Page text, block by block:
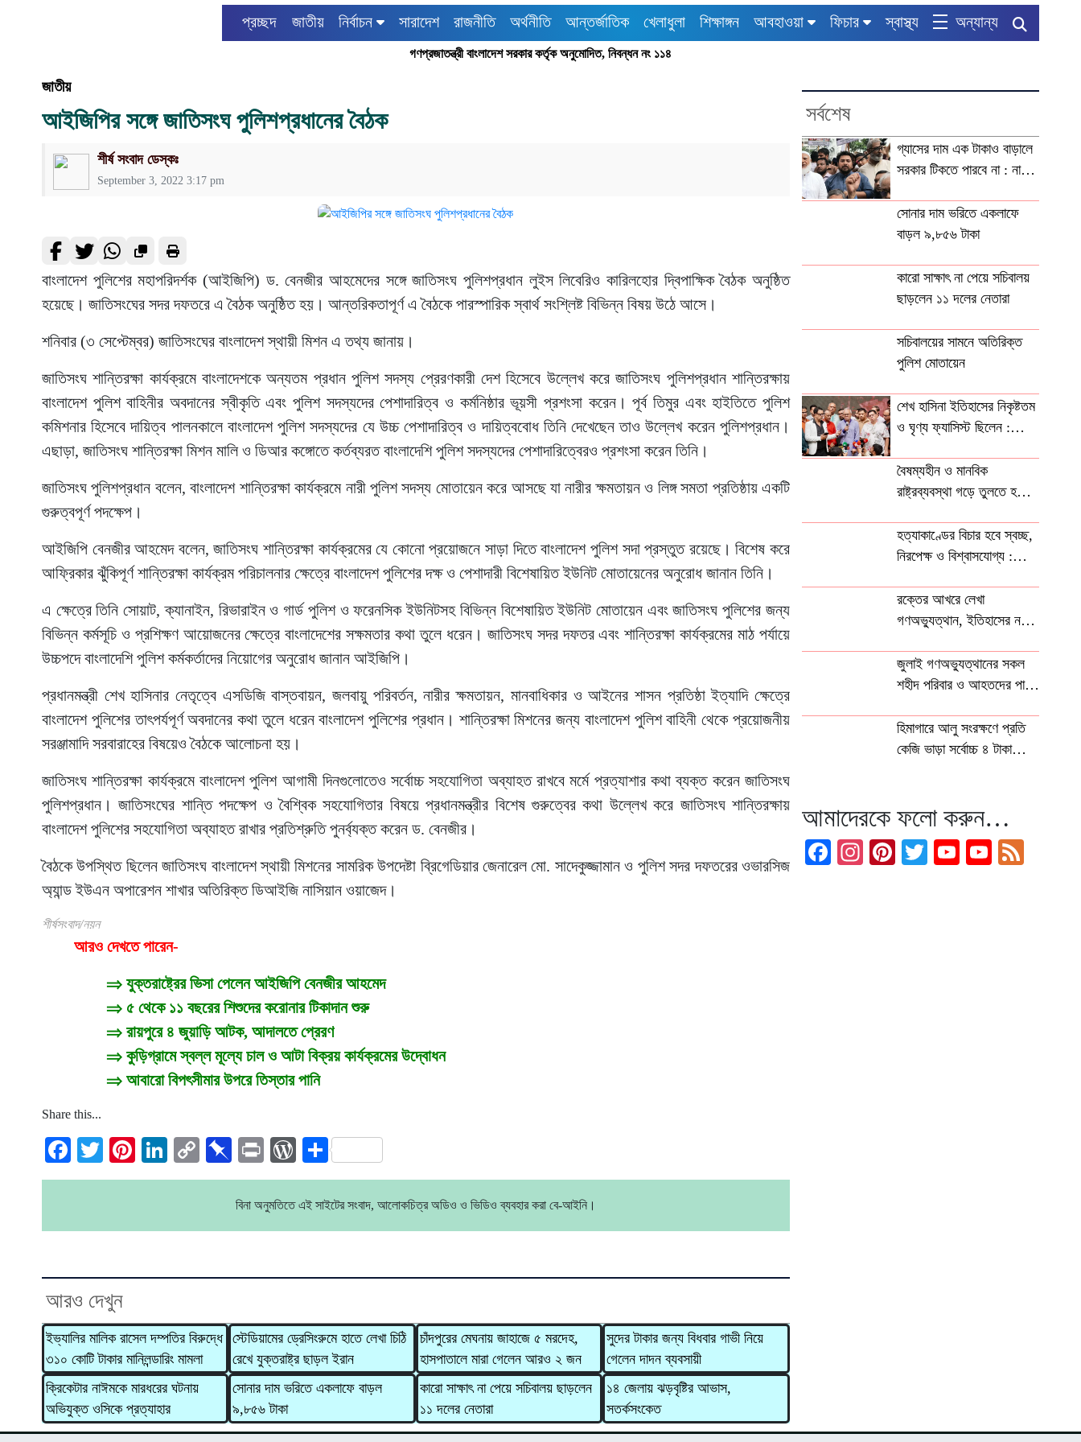
প্রচ্ছদ জাতীয় নির্বাচন সারাদেশ রাজনীতি অর্থনীতি আন্তর্জাতিক খেলাধুলা শিক্ষাঙ্গন আবহাওয়া ফিচার স্বাস্থ্য অন্যান্য
গণপ্রজাতন্ত্রী বাংলাদেশ সরকার কর্তৃক অনুমোদিত, নিবন্ধন নং ১১৪
জাতীয়
আইজিপির সঙ্গে জাতিসংঘ পুলিশপ্রধানের বৈঠক
শীর্ষ সংবাদ ডেস্কঃ
September 3, 2022 3:17 pm
বাংলাদেশ পুলিশের মহাপরিদর্শক (আইজিপি) ড. বেনজীর আহমেদের সঙ্গে জাতিসংঘ পুলিশপ্রধান লুইস লিবেরিও কারিলহোর দ্বিপাক্ষিক বৈঠক অনুষ্ঠিত
হয়েছে। জাতিসংঘের সদর দফতরে এ বৈঠক অনুষ্ঠিত হয়। আন্তরিকতাপূর্ণ এ বৈঠকে পারস্পারিক স্বার্থ সংশ্লিষ্ট বিভিন্ন বিষয় উঠে আসে।
শনিবার (৩ সেপ্টেম্বর) জাতিসংঘের বাংলাদেশ স্থায়ী মিশন এ তথ্য জানায়।
জাতিসংঘ শান্তিরক্ষা কার্যক্রমে বাংলাদেশকে অন্যতম প্রধান পুলিশ সদস্য প্রেরণকারী দেশ হিসেবে উল্লেখ করে জাতিসংঘ পুলিশপ্রধান শান্তিরক্ষায়
বাংলাদেশ পুলিশ বাহিনীর অবদানের স্বীকৃতি এবং পুলিশ সদস্যদের পেশাদারিত্ব ও কর্মনিষ্ঠার ভূয়সী প্রশংসা করেন। পূর্ব তিমুর এবং হাইতিতে পুলিশ
কমিশনার হিসেবে দায়িত্ব পালনকালে বাংলাদেশ পুলিশ সদস্যদের যে উচ্চ পেশাদারিত্ব ও দায়িত্ববোধ তিনি দেখেছেন তাও উল্লেখ করেন পুলিশপ্রধান।
এছাড়া, জাতিসংঘ শান্তিরক্ষা মিশন মালি ও ডিআর কঙ্গোতে কর্তব্যরত বাংলাদেশি পুলিশ সদস্যদের পেশাদারিত্বেরও প্রশংসা করেন তিনি।
জাতিসংঘ পুলিশপ্রধান বলেন, বাংলাদেশ শান্তিরক্ষা কার্যক্রমে নারী পুলিশ সদস্য মোতায়েন করে আসছে যা নারীর ক্ষমতায়ন ও লিঙ্গ সমতা প্রতিষ্ঠায় একটি
গুরুত্বপূর্ণ পদক্ষেপ।
আইজিপি বেনজীর আহমেদ বলেন, জাতিসংঘ শান্তিরক্ষা কার্যক্রমের যে কোনো প্রয়োজনে সাড়া দিতে বাংলাদেশ পুলিশ সদা প্রস্তুত রয়েছে। বিশেষ করে
আফ্রিকার ঝুঁকিপূর্ণ শান্তিরক্ষা কার্যক্রম পরিচালনার ক্ষেত্রে বাংলাদেশ পুলিশের দক্ষ ও পেশাদারী বিশেষায়িত ইউনিট মোতায়েনের অনুরোধ জানান তিনি।
এ ক্ষেত্রে তিনি সোয়াট, ক্যানাইন, রিভারাইন ও গার্ড পুলিশ ও ফরেনসিক ইউনিটসহ বিভিন্ন বিশেষায়িত ইউনিট মোতায়েন এবং জাতিসংঘ পুলিশের জন্য
বিভিন্ন কর্মসূচি ও প্রশিক্ষণ আয়োজনের ক্ষেত্রে বাংলাদেশের সক্ষমতার কথা তুলে ধরেন। জাতিসংঘ সদর দফতর এবং শান্তিরক্ষা কার্যক্রমের মাঠ পর্যায়ে
উচ্চপদে বাংলাদেশি পুলিশ কর্মকর্তাদের নিয়োগের অনুরোধ জানান আইজিপি।
প্রধানমন্ত্রী শেখ হাসিনার নেতৃত্বে এসডিজি বাস্তবায়ন, জলবায়ু পরিবর্তন, নারীর ক্ষমতায়ন, মানবাধিকার ও আইনের শাসন প্রতিষ্ঠা ইত্যাদি ক্ষেত্রে
বাংলাদেশ পুলিশের তাৎপর্যপূর্ণ অবদানের কথা তুলে ধরেন বাংলাদেশ পুলিশের প্রধান। শান্তিরক্ষা মিশনের জন্য বাংলাদেশ পুলিশ বাহিনী থেকে প্রয়োজনীয়
সরঞ্জামাদি সরবারাহের বিষয়েও বৈঠকে আলোচনা হয়।
জাতিসংঘ শান্তিরক্ষা কার্যক্রমে বাংলাদেশ পুলিশ আগামী দিনগুলোতেও সর্বোচ্চ সহযোগিতা অব্যাহত রাখবে মর্মে প্রত্যাশার কথা ব্যক্ত করেন জাতিসংঘ
পুলিশপ্রধান। জাতিসংঘের শান্তি পদক্ষেপ ও বৈশ্বিক সহযোগিতার বিষয়ে প্রধানমন্ত্রীর বিশেষ গুরুত্বের কথা উল্লেখ করে জাতিসংঘ শান্তিরক্ষায়
বাংলাদেশ পুলিশের সহযোগিতা অব্যাহত রাখার প্রতিশ্রুতি পুনর্ব্যক্ত করেন ড. বেনজীর।
বৈঠকে উপস্থিত ছিলেন জাতিসংঘ বাংলাদেশ স্থায়ী মিশনের সামরিক উপদেষ্টা ব্রিগেডিয়ার জেনারেল মো. সাদেকুজ্জামান ও পুলিশ সদর দফতরের ওভারসিজ
অ্যান্ড ইউএন অপারেশন শাখার অতিরিক্ত ডিআইজি নাসিয়ান ওয়াজেদ।
শীর্ষসংবাদ/নয়ন
আরও দেখতে পারেন-
⇒ যুক্তরাষ্ট্রের ভিসা পেলেন আইজিপি বেনজীর আহমেদ
⇒ ৫ থেকে ১১ বছরের শিশুদের করোনার টিকাদান শুরু
⇒ রায়পুরে ৪ জুয়াড়ি আটক, আদালতে প্রেরণ
⇒ কুড়িগ্রামে স্বল্ল মূল্যে চাল ও আটা বিক্রয় কার্যক্রমের উদ্বোধন
⇒ আবারো বিপৎসীমার উপরে তিস্তার পানি
Share this...
Facebook
TwitterPinterest
LinkedIn
Copy
Link
Pinboard
PrintWordPress
Share
বিনা অনুমতিতে এই সাইটের সংবাদ, আলোকচিত্র অডিও ও ভিডিও ব্যবহার করা বে-আইনি।
আরও দেখুন
ইভ্যালির মালিক রাসেল দম্পতির বিরুদ্ধে
৩১০ কোটি টাকার মানিলন্ডারিং মামলা
স্টেডিয়ামের ড্রেসিংরুমে হাতে লেখা চিঠি
রেখে যুক্তরাষ্ট্র ছাড়ল ইরান
চাঁদপুরের মেঘনায় জাহাজে ৫ মরদেহ,
হাসপাতালে মারা গেলেন আরও ২ জন
সুদের টাকার জন্য বিধবার গাভী নিয়ে
গেলেন দাদন ব্যবসায়ী
ক্রিকেটার নাঈমকে মারধরের ঘটনায়
অভিযুক্ত ওসিকে প্রত্যাহার
সোনার দাম ভরিতে একলাফে বাড়ল
৯,৮৫৬ টাকা
কারো সাক্ষাৎ না পেয়ে সচিবালয় ছাড়লেন
১১ দলের নেতারা
১৪ জেলায় ঝড়বৃষ্টির আভাস,
সতর্কসংকেত
সর্বশেষ
গ্যাসের দাম এক টাকাও বাড়ালে
সরকার টিকতে পারবে না : নাহিদ
সোনার দাম ভরিতে একলাফে
বাড়ল ৯,৮৫৬ টাকা
কারো সাক্ষাৎ না পেয়ে সচিবালয়
ছাড়লেন ১১ দলের নেতারা
সচিবালয়ের সামনে অতিরিক্ত
পুলিশ মোতায়েন
শেখ হাসিনা ইতিহাসের নিকৃষ্টতম
ও ঘৃণ্য ফ্যাসিস্ট ছিলেন :
বৈষম্যহীন ও মানবিক
রাষ্ট্রব্যবস্থা গড়ে তুলতে হবে :
হত্যাকাণ্ডের বিচার হবে স্বচ্ছ,
নিরপেক্ষ ও বিশ্বাসযোগ্য :
রক্তের আখরে লেখা
গণঅভ্যুত্থান, ইতিহাসের নতুন
জুলাই গণঅভ্যুত্থানের সকল
শহীদ পরিবার ও আহতদের পাশে
হিমাগারে আলু সংরক্ষণে প্রতি
কেজি ভাড়া সর্বোচ্চ ৪ টাকা
আমাদেরকে ফলো করুন…
Facebook
Instagram
Pinterest
TwitterYouTube